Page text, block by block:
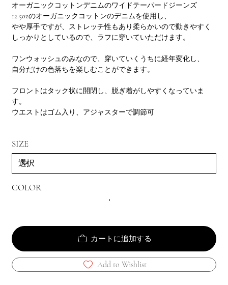
オーガニックコットンデニムのワイドテーパードジーンズ
12.5ozのオーガニックコットンのデニムを使用し、
やや厚手ですが、ストレッチ性もあり柔らかいので動きやすく
しっかりとしているので、ラフに穿いていただけます。
ワンウォッシュのみなので、穿いていくうちに経年変化し、
自分だけの色落ちを楽しむことができます。
フロントはタック状に開閉し、脱ぎ着がしやすくなっていま
す。
ウエストはゴム入り、アジャスターで調節可
SIZE
COLOR
カートに追加する
Add to Wishlist